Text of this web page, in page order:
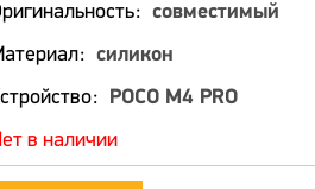
совместимый
силикон
POCO M4 PRO
в наличии